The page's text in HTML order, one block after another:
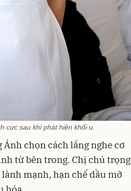
cực sau khi phát hiện khối u.
chọn cách lắng nghe cơ
từ bên trong. Chị chú trọng
mạnh, hạn chế dầu mỡ